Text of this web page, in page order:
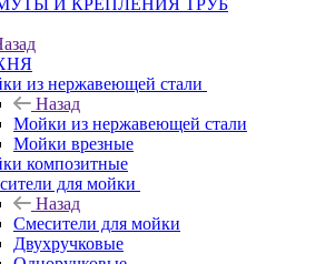
И КРЕПЛЕНИЯ ТРУБ
из нержавеющей стали
Назад
Мойки из нержавеющей стали
Мойки врезные
композитные
для мойки
Назад
Смесители для мойки
Двухручковые